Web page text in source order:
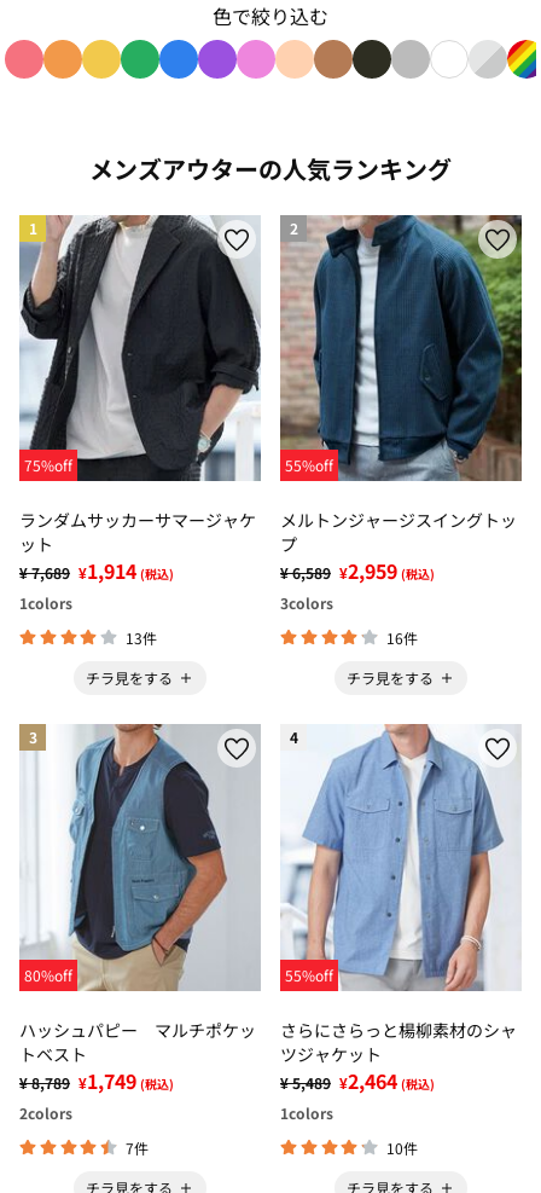
色で絞り込む
メンズアウターの人気ランキング
1
75%off
ランダムサッカーサマージャケ
ット
¥ 7,689 ¥1,914 (税込)
1colors
13件
チラ見をする
2
55%off
メルトンジャージスイングトッ
プ
¥ 6,589 ¥2,959 (税込)
3colors
16件
チラ見をする
3
80%off
ハッシュパピー マルチポケッ
トベスト
¥ 8,789 ¥1,749 (税込)
2colors
7件
チラ見をする
4
55%off
さらにさらっと楊柳素材のシャ
ツジャケット
¥ 5,489 ¥2,464 (税込)
1colors
10件
チラ見をする